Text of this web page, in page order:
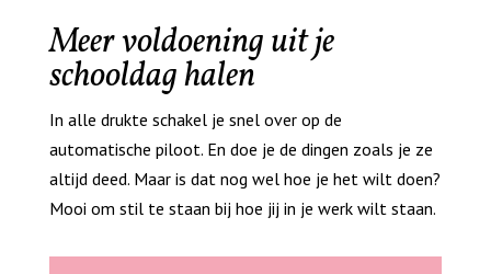
Meer voldoening uit je
schooldag halen
In alle drukte schakel je snel over op de
automatische piloot. En doe je de dingen zoals je ze
altijd deed. Maar is dat nog wel hoe je het wilt doen?
Mooi om stil te staan bij hoe jij in je werk wilt staan.